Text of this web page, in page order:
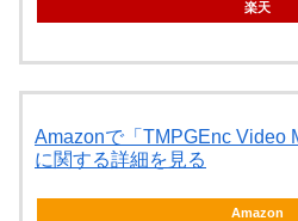
楽天
Amazonで「TMPGEnc Video
に関する詳細を見る
Amazon